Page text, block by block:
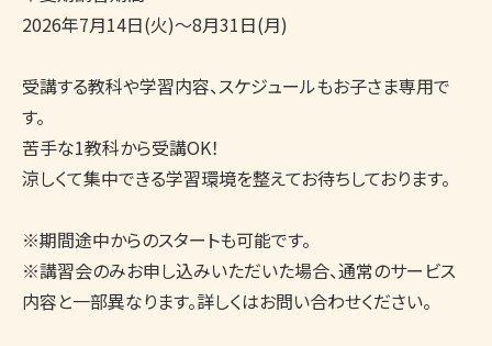
2026年7月14日(火)～8月31日(月)
受講する教科や学習内容、スケジュールもお子さま専用で
す。
苦手な1教科から受講OK！
涼しくて集中できる学習環境を整えてお待ちしております。
※期間途中からのスタートも可能です。
※講習会のみお申し込みいただいた場合、通常のサービス
内容と一部異なります。詳しくはお問い合わせください。